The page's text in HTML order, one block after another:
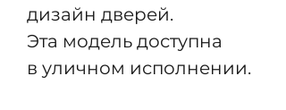
дизайн дверей.
Эта модель доступна
в уличном исполнении.